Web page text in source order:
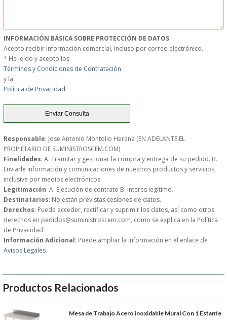
GASTOS DE ENVIO
FORMA DE PAGO
CONDICIONES DE COMPRA
GARANTIAS Y
DEVOLUCIONES
POL�TICA DE PRIVACIDAD
CONDICIONES DE USO
NOTICIAS
CERRAR
INFORMACIÓN BÁSICA SOBRE PROTECCIÓN DE DATOS
Acepto recibir información comercial, incluso por correo electrónico.
* He leído y acepto los
Términos y Condiciones de Contratación
y la
Política de Privacidad
Responsable: Jose Antonio Montolio Herena (EN ADELANTE EL
PROPIETARIO DE SUMINISTROSCEM.COM)
Finalidades: A. Tramitar y gestionar la compra y entrega de su pedido. B.
Enviarle información y comunicaciones de nuestros productos y servicios,
inclusive por medios electrónicos.
Legitimación: A. Ejecución de contrato B. Interés legítimo.
Destinatarios: No están previstas cesiones de datos.
Derechos: Puede acceder, rectificar y suprimir los datos, así como otros
derechos en pedidos@suministroscem.com, como se explica en la Política
de Privacidad.
Información Adicional: Puede ampliar la información en el enlace de
Avisos Legales.
Productos Relacionados
Mesa de Trabajo Acero inoxidable Mural Con 1 Estante